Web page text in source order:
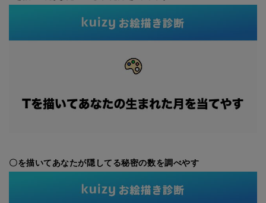
〇を描いてあなたが隠してる秘密の数を調べやす